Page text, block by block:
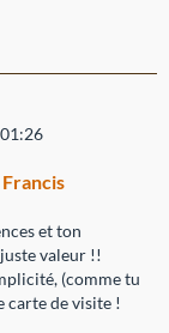
et ton
valeur !!
(comme tu
carte de visite !